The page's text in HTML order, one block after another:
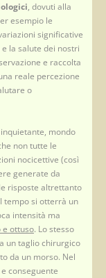
, dovuti alla
esempio le
significative
la salute dei nostri
e raccolta
reale percezione
o
mondo
non tutte le
nocicettive (così
generate da
risposte altrettanto
tempo si otterrà un
intensità ma
e ottuso. Lo stesso
un taglio chirurgico
da un morso. Nel
conseguente